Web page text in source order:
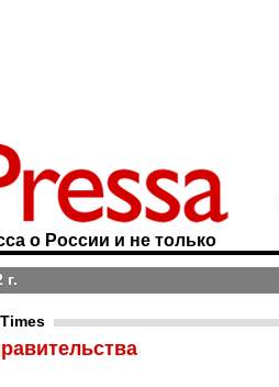
о России и не только
г.